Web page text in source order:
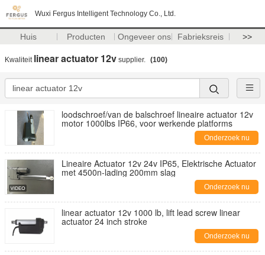
Wuxi Fergus Intelligent Technology Co., Ltd.
Huis Producten Ongeveer ons Fabrieksreis >>
Kwaliteit linear actuator 12v supplier. (100)
loodschroef/van de balschroef lineaire actuator 12v
motor 1000lbs IP66, voor werkende platforms
Onderzoek nu
Lineaire Actuator 12v 24v IP65, Elektrische Actuator
met 4500n-lading 200mm slag
Onderzoek nu
linear actuator 12v 1000 lb, lift lead screw linear
actuator 24 inch stroke
Onderzoek nu